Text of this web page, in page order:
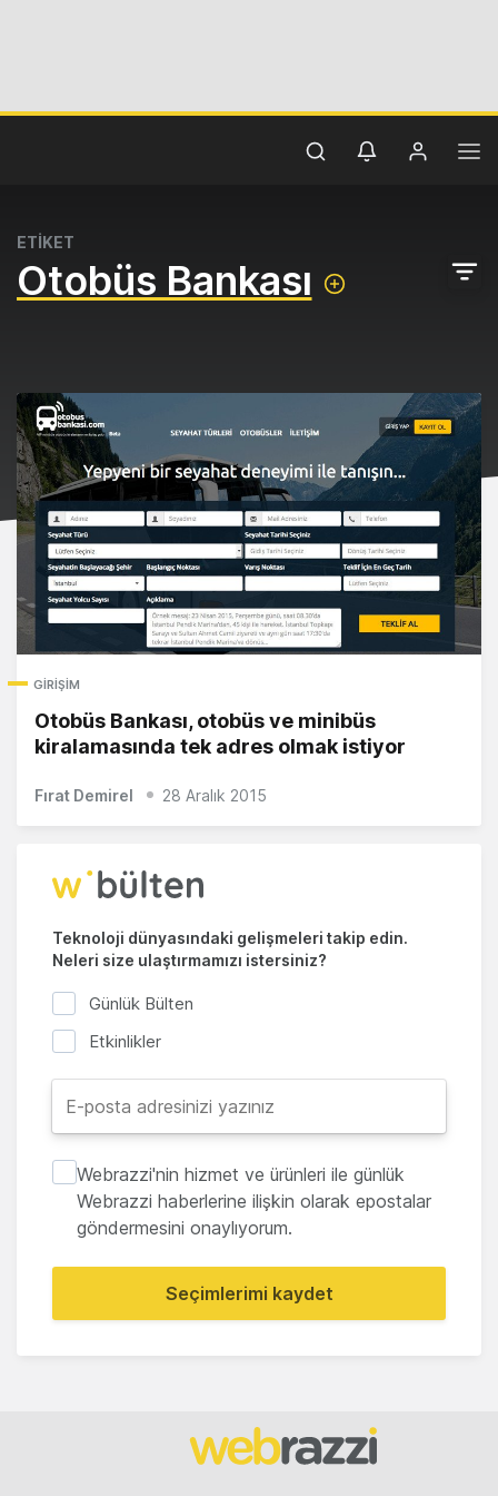
ETİKET
Otobüs Bankası
GIRIŞIM
Otobüs Bankası, otobüs ve minibüs
kiralamasında tek adres olmak istiyor
Fırat Demirel 28 Aralık 2015
Teknoloji dünyasındaki gelişmeleri takip edin.
Neleri size ulaştırmamızı istersiniz?
Günlük Bülten
Etkinlikler
Webrazzi'nin hizmet ve ürünleri ile günlük
Webrazzi haberlerine ilişkin olarak epostalar
göndermesini onaylıyorum.
Seçimlerimi kaydet